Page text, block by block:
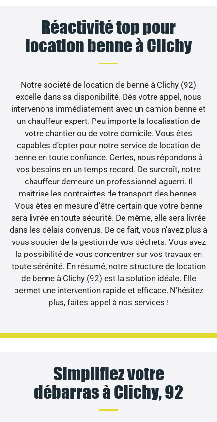
Réactivité top pour
location benne à Clichy
Notre société de location de benne à Clichy (92)
excelle dans sa disponibilité. Dès votre appel, nous
intervenons immédiatement avec un camion benne et
un chauffeur expert. Peu importe la localisation de
votre chantier ou de votre domicile. Vous êtes
capables d’opter pour notre service de location de
benne en toute confiance. Certes, nous répondons à
vos besoins en un temps record. De surcroît, notre
chauffeur demeure un professionnel aguerri. Il
maîtrise les contraintes de transport des bennes.
Vous êtes en mesure d’être certain que votre benne
sera livrée en toute sécurité. De même, elle sera livrée
dans les délais convenus. De ce fait, vous n’avez plus à
vous soucier de la gestion de vos déchets. Vous avez
la possibilité de vous concentrer sur vos travaux en
toute sérénité. En résumé, notre structure de location
de benne à Clichy (92) est la solution idéale. Elle
permet une intervention rapide et efficace. N’hésitez
plus, faites appel à nos services !
Simplifiez votre
débarras à Clichy, 92